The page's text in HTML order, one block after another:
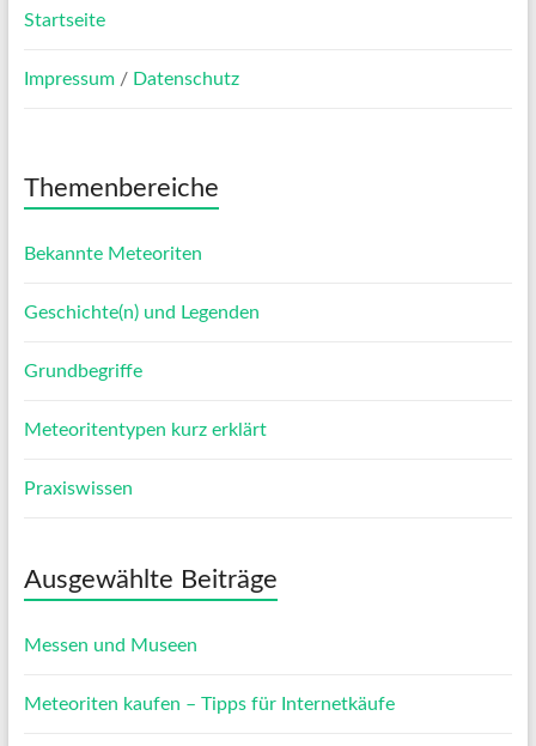
Startseite
Impressum / Datenschutz
Themenbereiche
Bekannte Meteoriten
Geschichte(n) und Legenden
Grundbegriffe
Meteoritentypen kurz erklärt
Praxiswissen
Ausgewählte Beiträge
Messen und Museen
Meteoriten kaufen – Tipps für Internetkäufe